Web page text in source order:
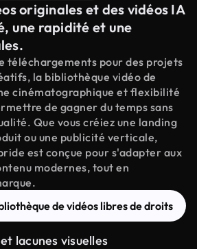
originales et des vidéos IA
une rapidité et une
téléchargements pour des projets
la bibliothèque vidéo de
cinématographique et flexibilité
de gagner du temps sans
Que vous créiez une landing
ou une publicité verticale,
est conçue pour s'adapter aux
modernes, tout en
de vidéos libres de droits
lacunes visuelles